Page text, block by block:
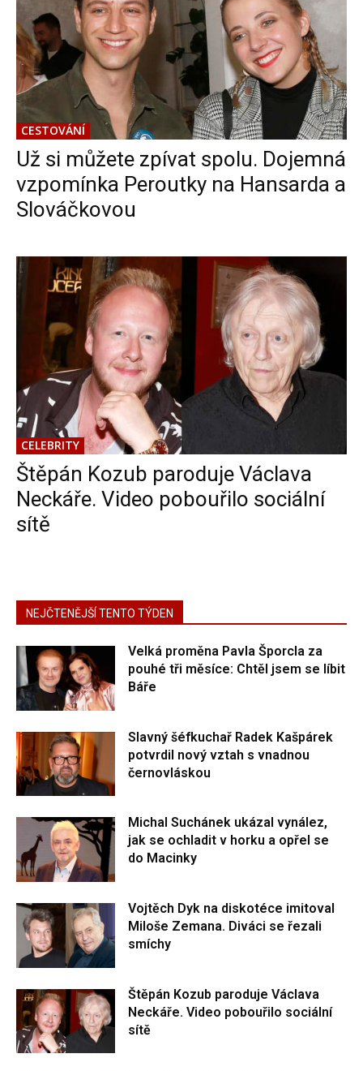
CESTOVÁNÍ
Už si můžete zpívat spolu. Dojemná
vzpomínka Peroutky na Hansarda a
Slováčkovou
CELEBRITY
Štěpán Kozub paroduje Václava
Neckáře. Video pobouřilo sociální
sítě
NEJČTENĚJŠÍ TENTO TÝDEN
Velká proměna Pavla Šporcla za
pouhé tři měsíce: Chtěl jsem se líbit
Báře
Slavný šéfkuchař Radek Kašpárek
potvrdil nový vztah s vnadnou
černovláskou
Michal Suchánek ukázal vynález,
jak se ochladit v horku a opřel se
do Macinky
Vojtěch Dyk na diskotéce imitoval
Miloše Zemana. Diváci se řezali
smíchy
Štěpán Kozub paroduje Václava
Neckáře. Video pobouřilo sociální
sítě